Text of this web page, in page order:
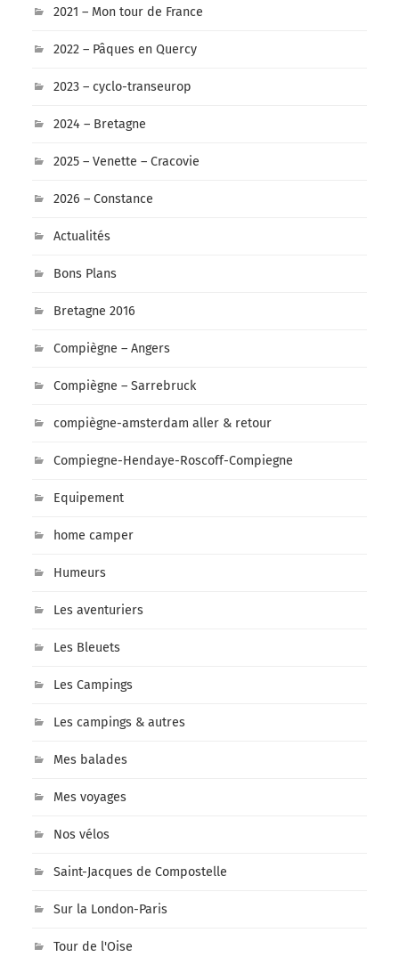
2021 – Mon tour de France
2022 – Pâques en Quercy
2023 – cyclo-transeurop
2024 – Bretagne
2025 – Venette – Cracovie
2026 – Constance
Actualités
Bons Plans
Bretagne 2016
Compiègne – Angers
Compiègne – Sarrebruck
compiègne-amsterdam aller & retour
Compiegne-Hendaye-Roscoff-Compiegne
Equipement
home camper
Humeurs
Les aventuriers
Les Bleuets
Les Campings
Les campings & autres
Mes balades
Mes voyages
Nos vélos
Saint-Jacques de Compostelle
Sur la London-Paris
Tour de l'Oise